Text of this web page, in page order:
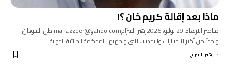
ماذا بعد إقالة كريم خان ؟!
مناظير الاربعاء 29 يوليو، 2026زهير السرَّاجmanazzeer@yahoo.com ظل السودان
واحداً من أكبر الاختبارات والتحديات التي واجهتها المحكمة الجنائية الدولية…
د. زهير السراج